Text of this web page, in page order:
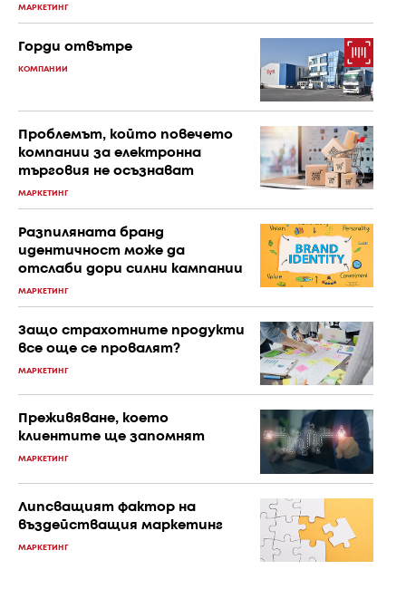
МАРКЕТИНГ
Горди отвътре
КОМПАНИИ
Проблемът, който повечето
компании за електронна
търговия не осъзнават
МАРКЕТИНГ
Разпиляната бранд
идентичност може да
отслаби дори силни кампании
МАРКЕТИНГ
Защо страхотните продукти
все още се провалят?
МАРКЕТИНГ
Преживяване, което
клиентите ще запомнят
МАРКЕТИНГ
Липсващият фактор на
въздействащия маркетинг
МАРКЕТИНГ